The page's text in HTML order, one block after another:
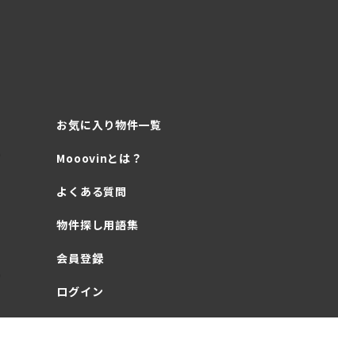
お気に入り物件一覧
Mooovinとは？
よくある質問
物件探し用語集
会員登録
ログイン